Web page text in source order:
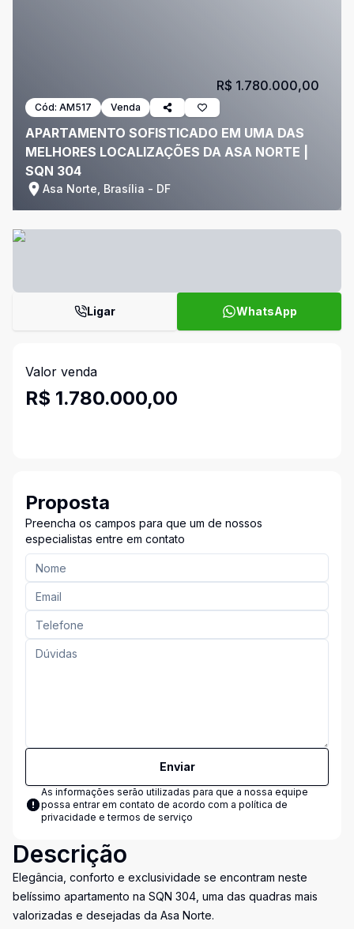
Cód: AM517 Venda
APARTAMENTO SOFISTICADO EM UMA DAS
MELHORES LOCALIZAÇÕES DA ASA NORTE |
SQN 304
Asa Norte, Brasília - DF
R$ 1.780.000,00
Ligar WhatsApp
Valor venda
R$ 1.780.000,00
Proposta
Preencha os campos para que um de nossos
especialistas entre em contato
Enviar
As informações serão utilizadas para que a nossa equipe
possa entrar em contato de acordo com a política de
privacidade e termos de serviço
Descrição
Elegância, conforto e exclusividade se encontram neste
belíssimo apartamento na SQN 304, uma das quadras mais
valorizadas e desejadas da Asa Norte.